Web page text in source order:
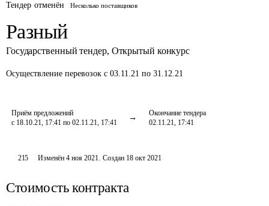
Тендер отменён Несколько поставщиков
Разный
Государственный тендер, Открытый конкурс
Осуществление перевозок с 03.11.21 по 31.12.21
Приём предложений
с 18.10.21, 17:41 по 02.11.21, 17:41
Окончание тендера
02.11.21, 17:41
215 Изменён4 ноя 2021. Создан 18 окт 2021
Стоимость контракта